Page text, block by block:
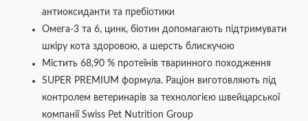
антиоксиданти та пребіотики
Омега-3 та 6, цинк, біотин допомагають підтримувати
шкіру кота здоровою, а шерсть блискучою
Містить 68,90 % протеїнів тваринного походження
SUPER PREMIUM формула. Раціон виготовляють під
контролем ветеринарів за технологією швейцарської
компанії Swiss Pet Nutrition Group